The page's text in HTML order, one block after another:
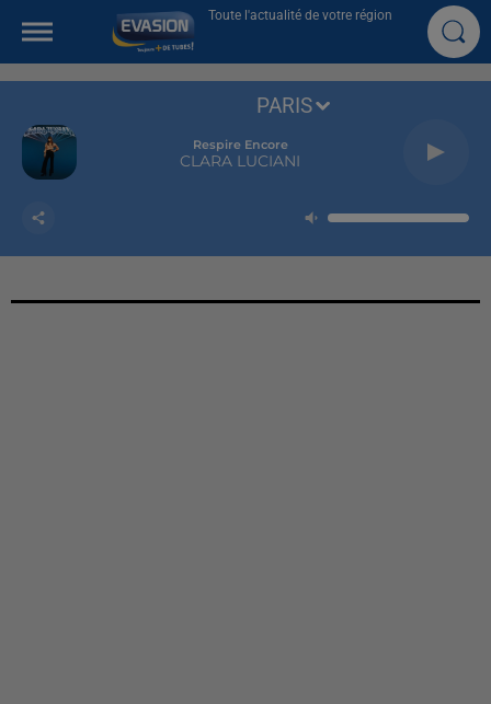
Toute l'actualité de votre région
Respire Encore
CLARA LUCIANI
PARIS